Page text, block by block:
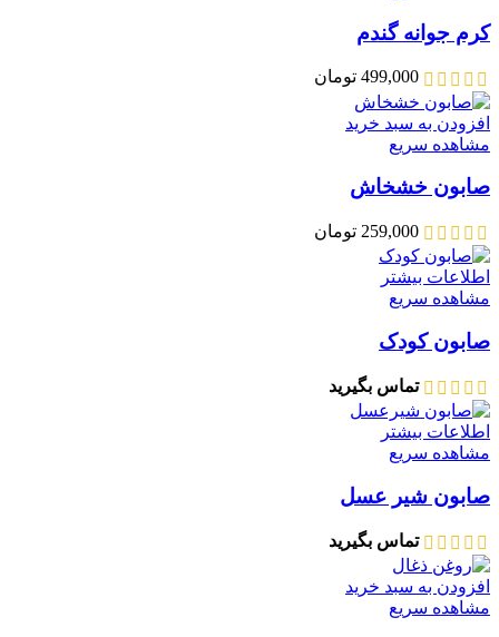
کرم جوانه گندم
499,000 تومان
افزودن به سبد خرید
مشاهده سریع
صابون خشخاش
259,000 تومان
اطلاعات بیشتر
مشاهده سریع
صابون کودک
تماس بگیرید
اطلاعات بیشتر
مشاهده سریع
صابون شیر عسل
تماس بگیرید
افزودن به سبد خرید
مشاهده سریع